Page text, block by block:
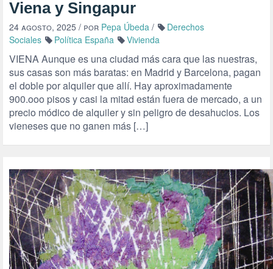
Viena y Singapur
24 agosto, 2025 / por Pepa Úbeda /
Derechos
Sociales
Política España Vivienda
VIENA Aunque es una ciudad más cara que las nuestras,
sus casas son más baratas: en Madrid y Barcelona, pagan
el doble por alquiler que allí. Hay aproximadamente
900.ooo pisos y casi la mitad están fuera de mercado, a un
precio módico de alquiler y sin peligro de desahucios. Los
vieneses que no ganen más […]